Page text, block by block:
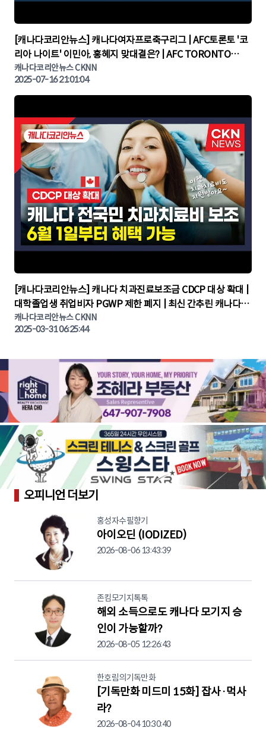
▶
[캐나다코리안뉴스] 캐나다여자프로축구리그 | AFC토론토 '코
리아 나이트' 이민아, 홍혜지 맞대결은? | AFC TORONTO
KOREA NIGHT | 캐나다뉴스 | 토론토뉴스
캐나다코리안뉴스 CKNN
2025-07-16 21:01:04
▶
[캐나다코리안뉴스] 캐나다 치과진료보조금 CDCP 대상 확대 |
대학졸업생 취업비자 PGWP 제한 폐지 | 최신 간추린 캐나다뉴
스 | CKNNEWS | 캐나다뉴스 | 토론토뉴스
캐나다코리안뉴스 CKNN
2025-03-31 06:25:44
오피니언 더보기
홍성자수필향기
아이오딘 (IODIZED)
2026-08-06 13:43:39
존킴모기지톡톡
해외 소득으로도 캐나다 모기지 승
인이 가능할까?
2026-08-05 12:26:43
한호림의기독만화
[기독만화 미드미 15화] 잡사·먹사
라?
2026-08-04 10:30:40